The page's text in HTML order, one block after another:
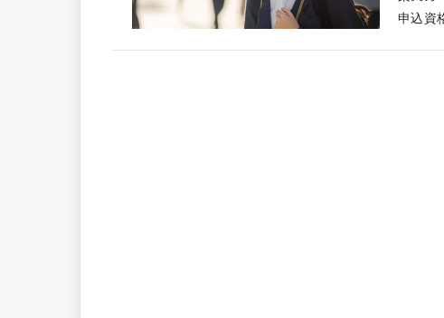
申込資